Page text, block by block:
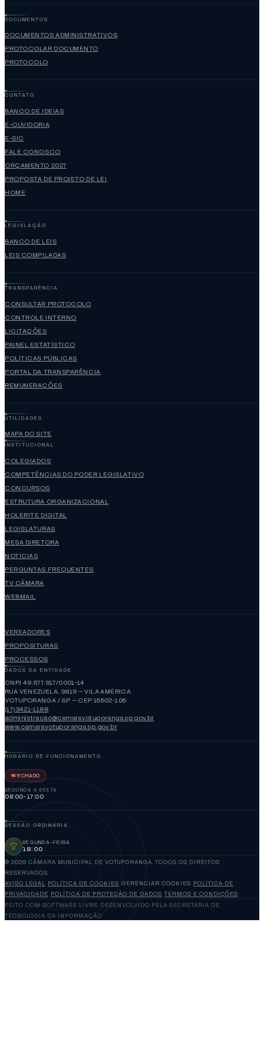
DOCUMENTOS
DOCUMENTOS ADMINISTRATIVOS
PROTOCOLAR DOCUMENTO
PROTOCOLO
CONTATO
BANCO DE IDEIAS
E-OUVIDORIA
E-SIC
FALE CONOSCO
ORÇAMENTO 2027
PROPOSTA DE PROJETO DE LEI
HOME
LEGISLAÇÃO
BANCO DE LEIS
LEIS COMPILADAS
TRANSPARÊNCIA
CONSULTAR PROTOCOLO
CONTROLE INTERNO
LICITAÇÕES
PAINEL ESTATÍSTICO
POLÍTICAS PÚBLICAS
PORTAL DA TRANSPARÊNCIA
REMUNERAÇÕES
UTILIDADES
MAPA DO SITE
INSTITUCIONAL
COLEGIADOS
COMPETÊNCIAS DO PODER LEGISLATIVO
CONCURSOS
ESTRUTURA ORGANIZACIONAL
HOLERITE DIGITAL
LEGISLATURAS
MESA DIRETORA
NOTÍCIAS
PERGUNTAS FREQUENTES
TV CÂMARA
WEBMAIL
VEREADORES
PROPOSITURAS
PROCESSOS
DADOS DA ENTIDADE
CNPJ 49.677.917/0001-14
RUA VENEZUELA, 3819 — VILA AMÉRICA
VOTUPORANGA / SP — CEP 15502-105
(17)3421-1188
administracao@camaravotuporanga.sp.gov.br
www.camaravotuporanga.sp.gov.br
HORÁRIO DE FUNCIONAMENTO
FECHADO
SEGUNDA A SEXTA
08:00-17:00
SESSÃO ORDINÁRIA
SEGUNDA-FEIRA
18:00
© 2026 CÂMARA MUNICIPAL DE VOTUPORANGA. TODOS OS DIREITOS
RESERVADOS.
AVISO LEGAL POLÍTICA DE COOKIES GERENCIAR COOKIES POLÍTICA DE
PRIVACIDADE POLÍTICA DE PROTEÇÃO DE DADOS TERMOS E CONDIÇÕES
FEITO COM SOFTWARE LIVRE DESENVOLVIDO PELA SECRETARIA DE
TECNOLOGIA DA INFORMAÇÃO